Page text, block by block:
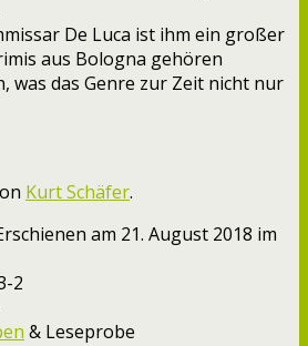
De Luca ist ihm ein großer
aus Bologna gehören
was das Genre zur Zeit nicht nur
Kurt Schäfer.
am 21. August 2018 im
2
& Leseprobe